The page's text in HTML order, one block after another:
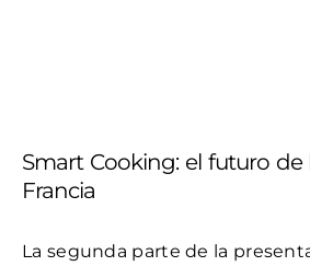
Smart Cooking: el futuro de
Francia
La segunda parte de la